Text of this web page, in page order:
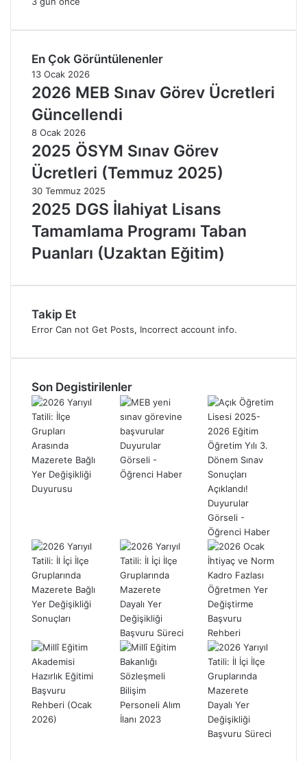
En Çok Görüntülenenler
13 Ocak 2026
2026 MEB Sınav Görev Ücretleri
Güncellendi
8 Ocak 2026
2025 ÖSYM Sınav Görev
Ücretleri (Temmuz 2025)
30 Temmuz 2025
2025 DGS İlahiyat Lisans
Tamamlama Programı Taban
Puanları (Uzaktan Eğitim)
Takip Et
Error Can not Get Posts, Incorrect account info.
Son Degistirilenler